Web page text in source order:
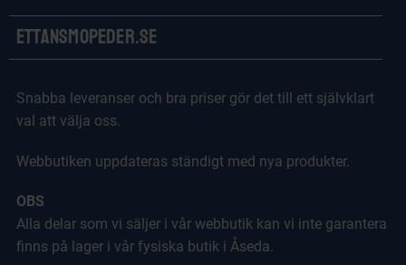
Ettansmopeder.se
Snabba leveranser och bra priser gör det till ett självklart
val att välja oss.
Webbutiken uppdateras ständigt med nya produkter.
OBS
Alla delar som vi säljer i vår webbutik kan vi inte garantera
finns på lager i vår fysiska butik i Åseda.